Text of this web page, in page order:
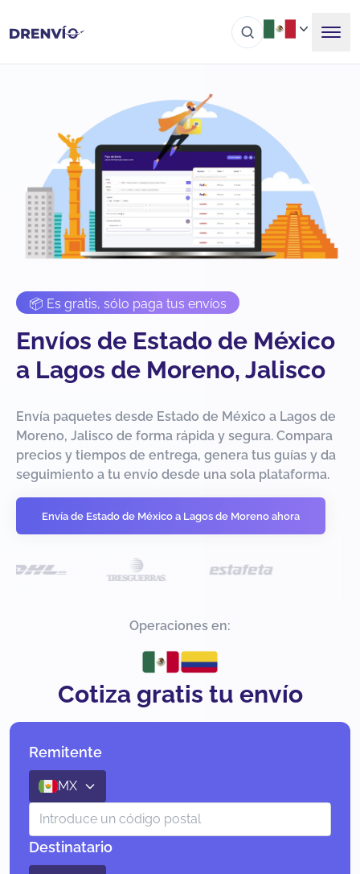
📦 Es gratis, sólo paga tus envíos
Envíos de Estado de México
a Lagos de Moreno, Jalisco
Envía paquetes desde Estado de México a Lagos de
Moreno, Jalisco de forma rápida y segura. Compara
precios y tiempos de entrega, genera tus guías y da
seguimiento a tu envío desde una sola plataforma.
Envía de Estado de México a Lagos de Moreno ahora
Operaciones en:
Cotiza gratis tu envío
Remitente
MX
Destinatario